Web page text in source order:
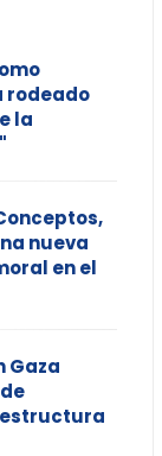
rodeado
la
nueva
en el
Gaza